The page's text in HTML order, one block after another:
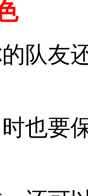
队友
也要